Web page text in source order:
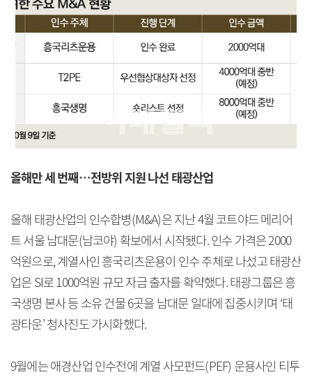
올해만 세 번째…전방위 지원 나선 태광산업
올해 태광산업의 인수합병(M&A)은 지난 4월 코트야드 메리어
트 서울 남대문(남코야) 확보에서 시작됐다. 인수 가격은 2000
억원으로, 계열사인 흥국리츠운용이 인수 주체로 나섰고 태광산
업은 SI로 1000억원 규모 자금 출자를 확약했다. 태광그룹은 흥
국생명 본사 등 소유 건물 6곳을 남대문 일대에 집중시키며 ‘태
광타운’ 청사진도 가시화했다.
9월에는 애경산업 인수전에 계열 사모펀드(PEF) 운용사인 티투